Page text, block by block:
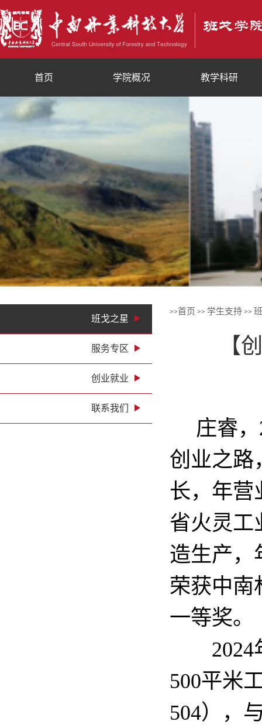
首页 学院概况 教学科研
班戈之星
服务专区
创业就业
联系我们
>>首页 >> 学生支持 >>
【
庄睿，
创业之路
长，年营
省火灵工
造生产，
荣获中南
一等奖。
2024
500平米
504），